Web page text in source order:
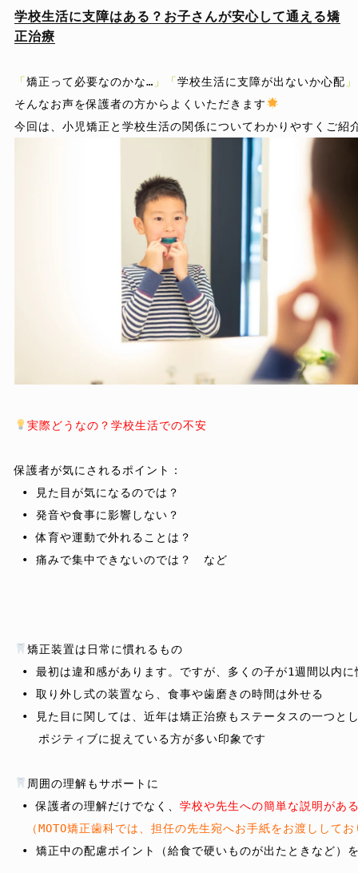
学校生活に支障はある？お子さんが安心して通える矯
正治療
「矯正って必要なのかな… 」「学校生活に支障が出ないか心配 」
そんなお声を保護者の方からよくいただきます
今回は、小児矯正と学校生活の関係についてわかりやすくご紹
実際どうなの？学校生活での不安
保護者が気にされるポイント：
• 見た目が気になるのでは？
• 発音や食事に影響しない？
• 体育や運動で外れることは？
• 痛みで集中できないのでは？　など
矯正装置は日常に慣れるもの
• 最初は違和感があります。ですが、多くの子が1週間以内に
• 取り外し式の装置なら、食事や歯磨きの時間は外せる
• 見た目に関しては、近年は矯正治療もステータスの一つと
ポジティブに捉えている方が多い印象です
• 保護者の理解だけでなく、
（MOTO矯正歯科では、担任の先生宛へお手紙をお渡しして
• 矯正中の配慮ポイント（給食で硬いものが出たときなど）